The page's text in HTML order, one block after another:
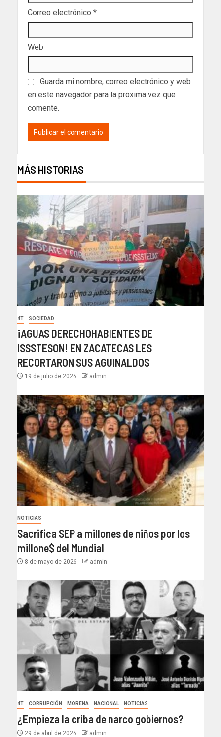
Correo electrónico *
Web
Guarda mi nombre, correo electrónico y web
en este navegador para la próxima vez que
comente.
MÁS HISTORIAS
4T SOCIEDAD
¡AGUAS DERECHOHABIENTES DE
ISSSTESON! EN ZACATECAS LES
RECORTARON SUS AGUINALDOS
19 de julio de 2026 admin
NOTICIAS
Sacrifica SEP a millones de niños por los
millone$ del Mundial
8 de mayo de 2026 admin
4T CORRUPCIÓN MORENA NACIONAL NOTICIAS
¿Empieza la criba de narco gobiernos?
29 de abril de 2026 admin